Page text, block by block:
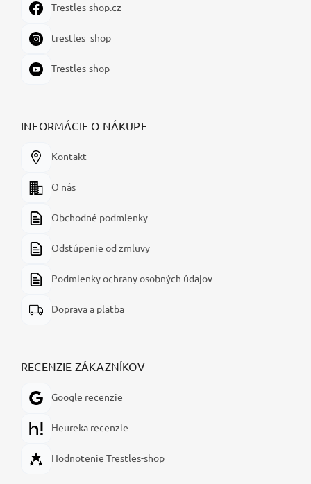
Trestles-shop.cz
trestles_shop
Trestles-shop
INFORMÁCIE O NÁKUPE
Kontakt
O nás
Obchodné podmienky
Odstúpenie od zmluvy
Podmienky ochrany osobných údajov
Doprava a platba
RECENZIE ZÁKAZNÍKOV
Google recenzie
Heureka recenzie
Hodnotenie Trestles-shop